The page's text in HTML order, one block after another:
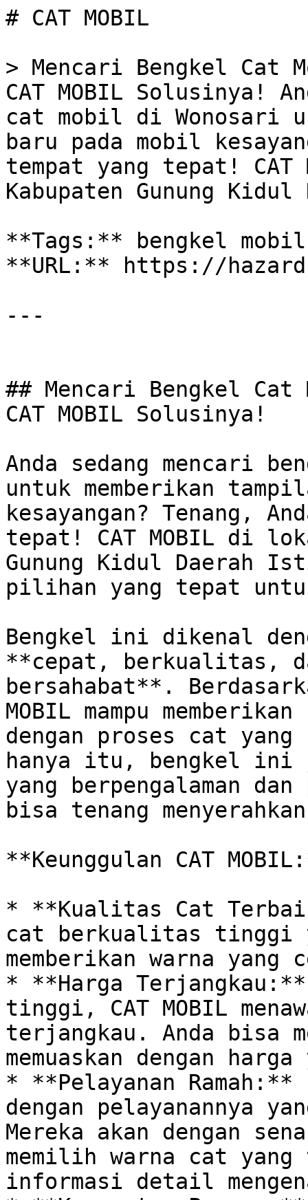
# CAT MOBIL
> Mencari Bengkel Cat
CAT MOBIL Solusinya!
cat mobil di Wonosari
baru pada mobil
tempat yang tepat! CAT
Kabupaten Gunung
**Tags:** bengkel
**URL:** https://
---
## Mencari Bengkel
CAT MOBIL Solusinya!
Anda sedang mencari
untuk memberikan
kesayangan? Tenang,
tepat! CAT MOBIL di
Gunung Kidul Daerah
pilihan yang tepat
Bengkel ini dikenal
**cepat, berkualitas,
bersahabat**.
MOBIL mampu
dengan proses cat
hanya itu, bengkel ini
yang berpengalaman
bisa tenang
**Keunggulan CAT
* **Kualitas Cat
cat berkualitas tinggi
memberikan warna
* **Harga
tinggi, CAT MOBIL
terjangkau. Anda bisa
memuaskan dengan
* **Pelayanan Ramah:**
dengan pelayanannya
Mereka akan dengan
memilih warna cat yang
informasi detail